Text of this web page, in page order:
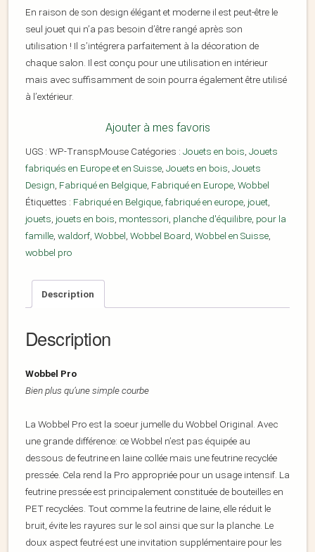
En raison de son design élégant et moderne il est peut-être le
seul jouet qui n’a pas besoin d’être rangé après son
utilisation ! Il s’intégrera parfaitement à la décoration de
chaque salon. Il est conçu pour une utilisation en intérieur
mais avec suffisamment de soin pourra également être utilisé
à l’extérieur.
Ajouter à mes favoris
UGS : WP-TranspMouse Catégories : Jouets en bois, Jouets
fabriqués en Europe et en Suisse, Jouets en bois, Jouets
Design, Fabriqué en Belgique, Fabriqué en Europe, Wobbel
Étiquettes : Fabriqué en Belgique, fabriqué en europe, jouet,
jouets, jouets en bois, montessori, planche d'équilibre, pour la
famille, waldorf, Wobbel, Wobbel Board, Wobbel en Suisse,
wobbel pro
Description
Description
Wobbel Pro
Bien plus qu’une simple courbe
La Wobbel Pro est la soeur jumelle du Wobbel Original. Avec
une grande différence: ce Wobbel n’est pas équipée au
dessous de feutrine en laine collée mais une feutrine recyclée
pressée. Cela rend la Pro appropriée pour un usage intensif. La
feutrine pressée est principalement constituée de bouteilles en
PET recyclées. Tout comme la feutrine de laine, elle réduit le
bruit, évite les rayures sur le sol ainsi que sur la planche. Le
doux aspect feutré est une invitation supplémentaire pour les